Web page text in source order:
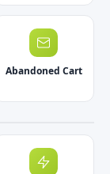
Abandoned Cart